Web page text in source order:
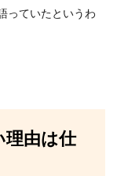
っていたというわ
理由は仕